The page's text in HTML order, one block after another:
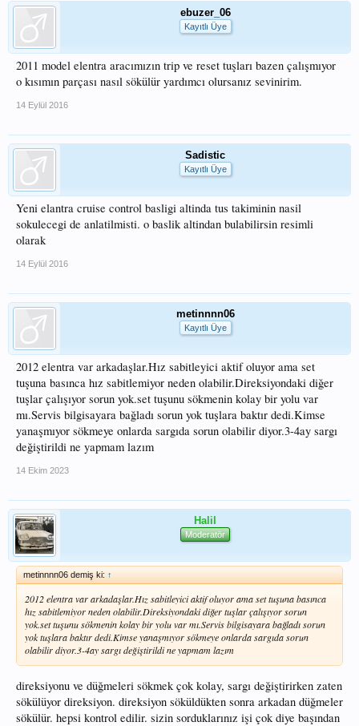
ebuzer_06
Kayıtlı Üye
2011 model elentra aracımızın trip ve reset tuşları bazen çalışmıyor
o kısımın parçası nasıl sökülür yardımcı olursanız sevinirim.
14 Eylül 2016
Sadistic
Kayıtlı Üye
Yeni elantra cruise control basligi altinda tus takiminin nasil
sokulecegi de anlatilmisti. o baslik altindan bulabilirsin resimli
olarak
14 Eylül 2016
metinnnn06
Kayıtlı Üye
2012 elentra var arkadaşlar.Hız sabitleyici aktif oluyor ama set
tuşuna basınca hız sabitlemiyor neden olabilir.Direksiyondaki diğer
tuşlar çalışıyor sorun yok.set tuşunu sökmenin kolay bir yolu var
mı.Servis bilgisayara bağladı sorun yok tuşlara baktır dedi.Kimse
yanaşmıyor sökmeye onlarda sargıda sorun olabilir diyor.3-4ay sargı
değiştirildi ne yapmam lazım
14 Ekim 2023
Halil
Moderatör
metinnnn06 demiş ki: ↑
2012 elentra var arkadaşlar.Hız sabitleyici aktif oluyor ama set tuşuna basınca
hız sabitlemiyor neden olabilir.Direksiyondaki diğer tuşlar çalışıyor sorun
yok.set tuşunu sökmenin kolay bir yolu var mı.Servis bilgisayara bağladı sorun
yok tuşlara baktır dedi.Kimse yanaşmıyor sökmeye onlarda sargıda sorun
olabilir diyor.3-4ay sargı değiştirildi ne yapmam lazım
direksiyonu ve düğmeleri sökmek çok kolay, sargı değiştirirken zaten
sökülüyor direksiyon. direksiyon söküldükten sonra arkadan düğmeler
sökülür. hepsi kontrol edilir. sizin sorduklarınız işi çok diye başından